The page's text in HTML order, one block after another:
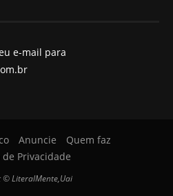
e-mail para
Anuncie
Quem faz
de Privacidade
© LiteralMente,Uai